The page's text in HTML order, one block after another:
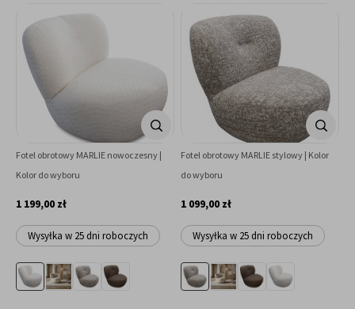
Fotel obrotowy MARLIE nowoczesny |
Kolor do wyboru
1 199,00 zł
Wysyłka w 25 dni roboczych
Fotel obrotowy MARLIE stylowy | Kolor
do wyboru
1 099,00 zł
Wysyłka w 25 dni roboczych